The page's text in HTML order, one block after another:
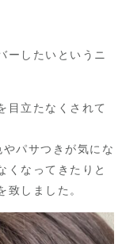
ーしたいというニ
目立たなくされて
パサつきが気にな
くなってきたりと
致しました。